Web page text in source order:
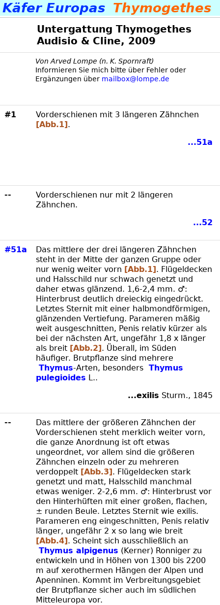
Untergattung Thymogethes
Audisio & Cline, 2009
Von Arved Lompe (n. K. Spornraft)
Informieren Sie mich bitte über Fehler oder
Ergänzungen über mailbox@lompe.de
#1
Vorderschienen mit 3 längeren Zähnchen
[Abb.1].
...51a
--
Vorderschienen nur mit 2 längeren
Zähnchen.
...52
#51a
Das mittlere der drei längeren Zähnchen
steht in der Mitte der ganzen Gruppe oder
nur wenig weiter vorn [Abb.1]. Flügeldecken
und Halsschild nur schwach genetzt und
daher etwas glänzend. 1,6-2,4 mm. ♂:
Hinterbrust deutlich dreieckig eingedrückt.
Letztes Sternit mit einer halbmondförmigen,
glänzenden Vertiefung. Parameren mäßig
weit ausgeschnitten, Penis relativ kürzer als
bei der nächsten Art, ungefähr 1,8 x länger
als breit [Abb.2]. Überall, im Süden
häufiger. Brutpflanze sind mehrere
Thymus-Arten, besonders Thymus
pulegioides L..
...exilis Sturm., 1845
--
Das mittlere der größeren Zähnchen der
Vorderschienen steht merklich weiter vorn,
die ganze Anordnung ist oft etwas
ungeordnet, vor allem sind die größeren
Zähnchen einzeln oder zu mehreren
verdoppelt [Abb.3]. Flügeldecken stark
genetzt und matt, Halsschild manchmal
etwas weniger. 2-2,6 mm. ♂: Hinterbrust vor
den Hinterhüften mit einer großen, flachen,
± runden Beule. Letztes Sternit wie exilis.
Parameren eng eingeschnitten, Penis relativ
länger, ungefähr 2 x so lang wie breit
[Abb.4]. Scheint sich ausschließlich an
Thymus alpigenus (Kerner) Ronniger zu
entwickeln und in Höhen von 1300 bis 2200
m auf xerothermen Hängen der Alpen und
Apenninen. Kommt im Verbreitungsgebiet
der Brutpflanze sicher auch im südlichen
Mitteleuropa vor.
Käfer Europas Thymogethes